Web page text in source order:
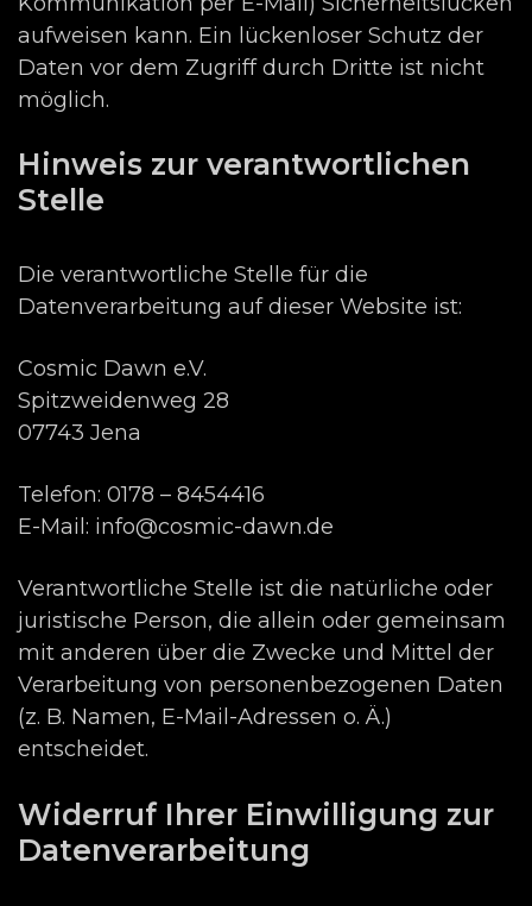
aufweisen kann. Ein lückenloser Schutz der
Daten vor dem Zugriff durch Dritte ist nicht
möglich.
Hinweis zur verantwortlichen
Stelle
Die verantwortliche Stelle für die
Datenverarbeitung auf dieser Website ist:
Cosmic Dawn e.V.
Spitzweidenweg 28
07743 Jena
Telefon: 0178 – 8454416
E-Mail: info@cosmic-dawn.de
Verantwortliche Stelle ist die natürliche oder
juristische Person, die allein oder gemeinsam
mit anderen über die Zwecke und Mittel der
Verarbeitung von personenbezogenen Daten
(z. B. Namen, E-Mail-Adressen o. Ä.)
entscheidet.
Widerruf Ihrer Einwilligung zur
Datenverarbeitung